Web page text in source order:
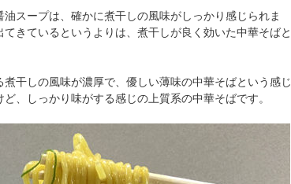
スープは、確かに煮干しの風味がしっかり感じられま
きているというよりは、煮干しが良く効いた中華そばと
干しの風味が濃厚で、優しい薄味の中華そばという感じ
、しっかり味がする感じの上質系の中華そばです。